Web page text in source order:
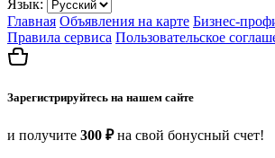
Язык:
Главная Объявления на карте Бизнес-
Правила сервиса Пользовательское
Зарегистрируйтесь на нашем сайте
и получите 300 ₽на свой бонусный счет!